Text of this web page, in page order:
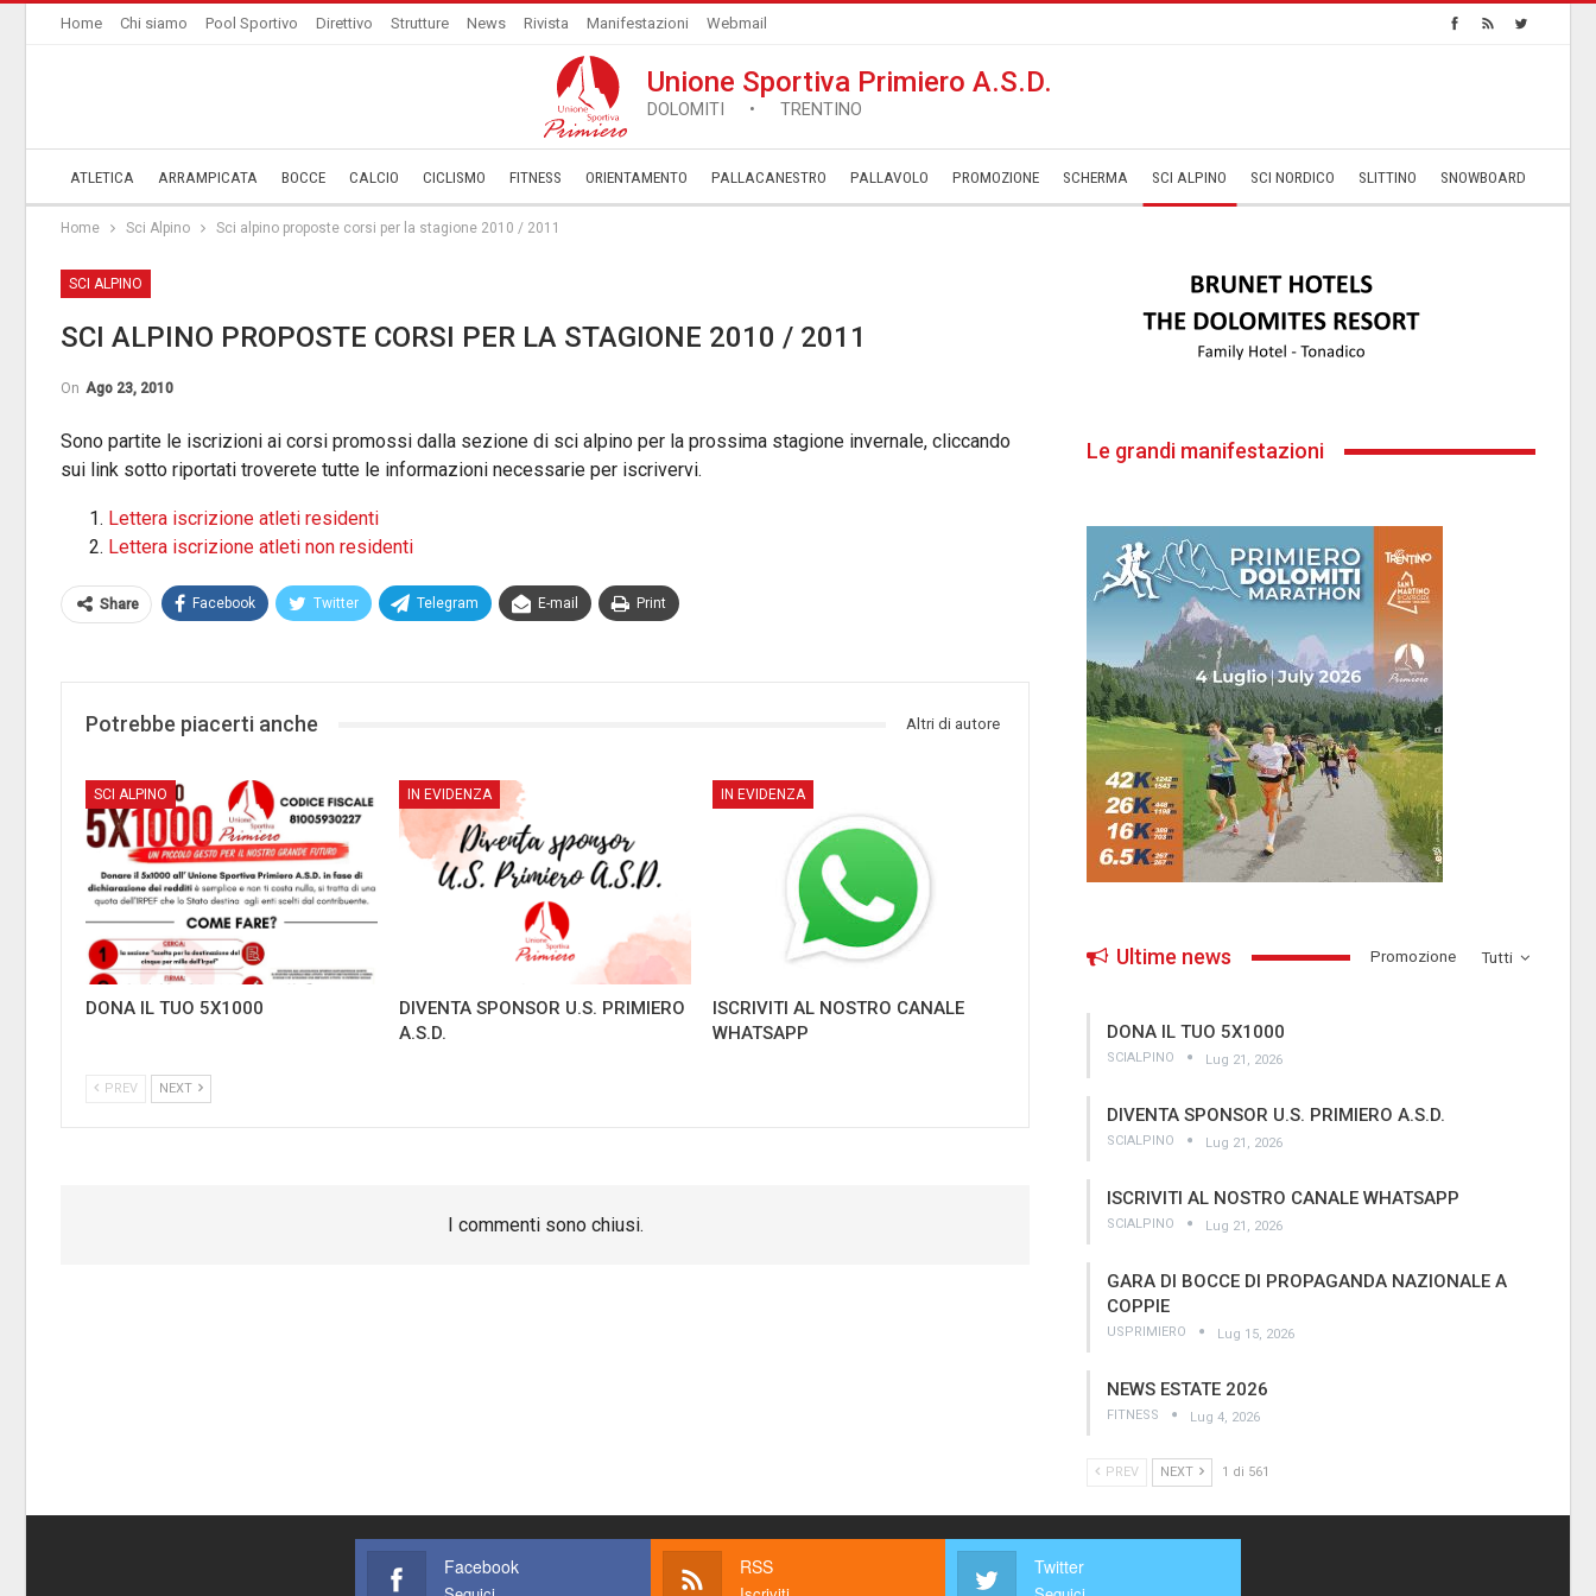
Home Chi siamo Pool Sportivo Direttivo Strutture News Rivista Manifestazioni Webmail
Unione Sportiva Primiero A.S.D.
DOLOMITI • TRENTINO
ATLETICA ARRAMPICATA BOCCE CALCIO CICLISMO FITNESS ORIENTAMENTO PALLACANESTRO PALLAVOLO ­PROMOZIONE SCHERMA SCI ALPINO SCI NORDICO SLITTINO SNOWBOARD
Home Sci Alpino Sci alpino proposte corsi per la stagione 2010 / 2011
SCI ALPINO
SCI ALPINO PROPOSTE CORSI PER LA STAGIONE 2010 / 2011
On Ago 23, 2010
Sono partite le iscrizioni ai corsi promossi dalla sezione di sci alpino per la prossima stagione invernale, cliccando
sui link sotto riportati troverete tutte le informazioni necessarie per iscrivervi.
Lettera iscrizione atleti residenti
Lettera iscrizione atleti non residenti
Share Facebook Twitter Telegram E-mail Print
Potrebbe piacerti anche Altri di autore
SCI ALPINO
DONA IL TUO 5X1000
IN EVIDENZA
DIVENTA SPONSOR U.S. PRIMIERO
A.S.D.
IN EVIDENZA
ISCRIVITI AL NOSTRO CANALE
WHATSAPP
PREV NEXT
I commenti sono chiusi.
Le grandi manifestazioni
Tutti
Ultime news ­Promozione
DONA IL TUO 5X1000
SCIALPINO Lug 21, 2026
DIVENTA SPONSOR U.S. PRIMIERO A.S.D.
SCIALPINO Lug 21, 2026
ISCRIVITI AL NOSTRO CANALE WHATSAPP
SCIALPINO Lug 21, 2026
GARA DI BOCCE DI PROPAGANDA NAZIONALE A
COPPIE
USPRIMIERO Lug 15, 2026
NEWS ESTATE 2026
FITNESS Lug 4, 2026
PREV NEXT 1 di 561
Facebook RSS Twitter